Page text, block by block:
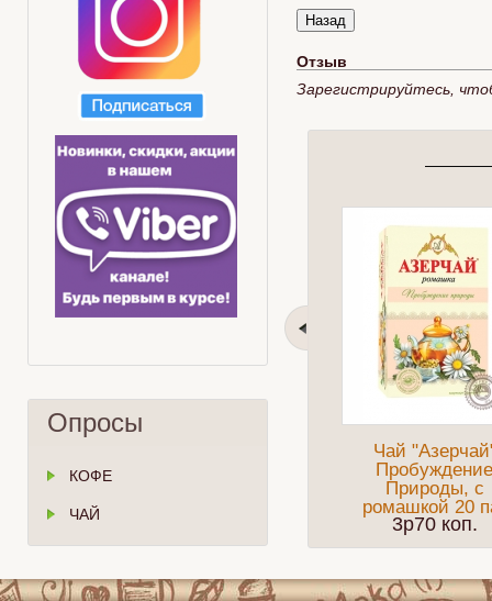
Опросы
КОФЕ
ЧАЙ
Отзыв
Зарегистрируйтесь,
Чай
Природы, с
ромашкой 20
3p70 коп.